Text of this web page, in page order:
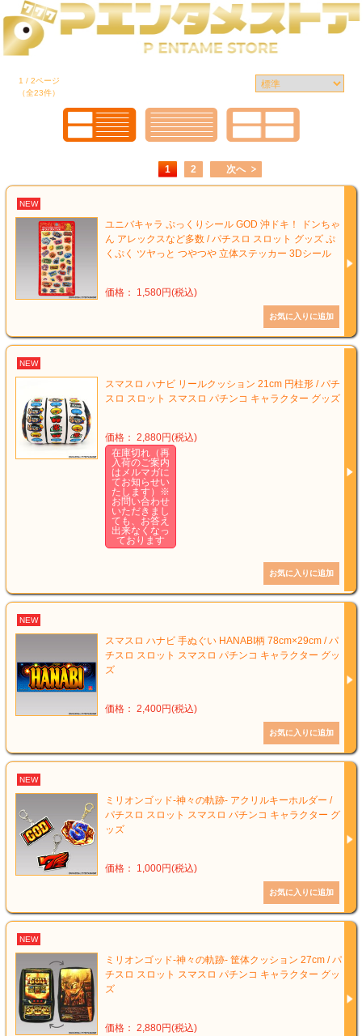
1 / 2ページ
（全23件）
1 2 次へ
NEW
ユニバキャラ ぷっくりシール GOD 沖ドキ！ ドンちゃ
ん アレックスなど多数 / パチスロ スロット グッズ ぷ
くぷく ツヤっと つやつや 立体ステッカー 3Dシール
価格： 1,580円(税込)
NEW
スマスロ ハナビ リールクッション 21cm 円柱形 / パチ
スロ スロット スマスロ パチンコ キャラクター グッズ
価格： 2,880円(税込)
在庫切れ（再
入荷のご案内
はメルマガに
てお知らせい
たします）※
お問い合わせ
いただきまし
ても、お答え
出来なくなっ
ております
NEW
スマスロ ハナビ 手ぬぐい HANABI柄 78cm×29cm / パ
チスロ スロット スマスロ パチンコ キャラクター グッ
ズ
価格： 2,400円(税込)
NEW
ミリオンゴッド-神々の軌跡- アクリルキーホルダー /
パチスロ スロット スマスロ パチンコ キャラクター グ
ッズ
価格： 1,000円(税込)
NEW
ミリオンゴッド-神々の軌跡- 筐体クッション 27cm / パ
チスロ スロット スマスロ パチンコ キャラクター グッ
ズ
価格： 2,880円(税込)